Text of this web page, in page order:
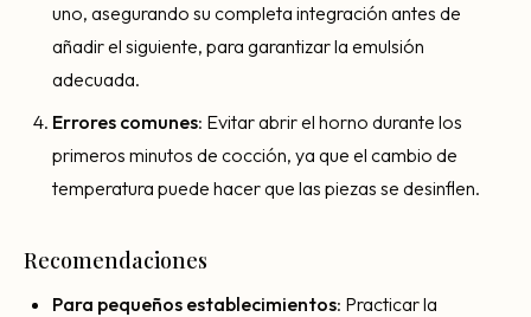
uno, asegurando su completa integración antes de
añadir el siguiente, para garantizar la emulsión
adecuada.
Errores comunes: Evitar abrir el horno durante los
primeros minutos de cocción, ya que el cambio de
temperatura puede hacer que las piezas se desinflen.
Recomendaciones
Para pequeños establecimientos: Practicar la